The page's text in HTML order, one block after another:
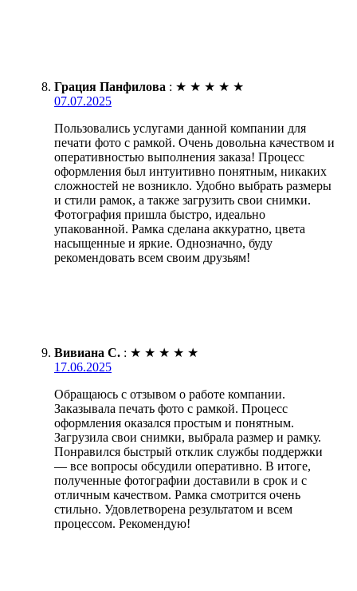
Грация Панфилова : ★ ★ ★ ★ ★
07.07.2025
Пользовались услугами данной компании для
печати фото с рамкой. Очень довольна качеством и
оперативностью выполнения заказа! Процесс
оформления был интуитивно понятным, никаких
сложностей не возникло. Удобно выбрать размеры
и стили рамок, а также загрузить свои снимки.
Фотография пришла быстро, идеально
упакованной. Рамка сделана аккуратно, цвета
насыщенные и яркие. Однозначно, буду
рекомендовать всем своим друзьям!
Вивиана С. : ★ ★ ★ ★ ★
17.06.2025
Обращаюсь с отзывом о работе компании.
Заказывала печать фото с рамкой. Процесс
оформления оказался простым и понятным.
Загрузила свои снимки, выбрала размер и рамку.
Понравился быстрый отклик службы поддержки
— все вопросы обсудили оперативно. В итоге,
полученные фотографии доставили в срок и с
отличным качеством. Рамка смотрится очень
стильно. Удовлетворена результатом и всем
процессом. Рекомендую!